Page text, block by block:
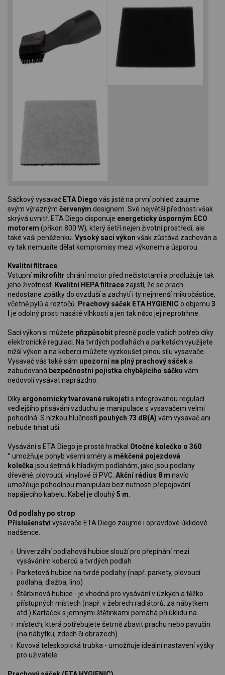
Sáčkový vysavač ETA Diego vás jistě na první pohled zaujme
svým výrazným červeným designem. Své největší přednosti však
skrývá uvnitř. ETA Diego disponuje energeticky úsporným ECO
motorem (příkon 800 W), který šetří nejen životní prostředí, ale
také vaši peněženku. Vysoký sací výkon však zůstává zachován a
vy tak nemusíte dělat kompromisy mezi výkonem a úsporou.
Kvalitní filtrace
Vstupnímikrofiltr chrání motor před nečistotami a prodlužuje tak
jeho životnost. Kvalitní HEPA filtrace zajistí, že se prach
nedostane zpátky do ovzduší a zachytí i ty nejmenší mikročástice,
včetně pylů a roztočů. Prachový sáček ETA HYGIENIC o objemu 3
je odolný prosti nasáté vlhkosti a jen tak něco jej neprotrhne.
Sací výkon si můžete přizpůsobitpřesně podle vašich potřeb díky
elektronické regulaci. Na tvrdých podlahách a parketách využijete
nižší výkon a na koberci můžete vyzkoušet plnou sílu vysavače.
Vysavač vás také sám upozorní na plný prachový sáčeka
zabudovaná bezpečnostní pojistka chybějícího sáčku vám
nedovolí vysávat naprázdno.
Díky ergonomicky tvarované rukojeti s integrovanou regulací
vedlejšího přisávání vzduchu je manipulace s vysavačem velmi
pohodlná. S nízkou hlučnostípouhých 73 dB(A) vám vysavač ani
nebude trhat uši.
Vysávání s ETA Diego je prostě hračka! Otočné kolečko o 360
° umožňuje pohyb všemi směry a měkčená pojezdová
kolečka jsou šetrná k hladkým podlahám, jako jsou podlahy
dřevěné, plovoucí, vinylové či PVC. Akční rádius 8 m navíc
umožňuje pohodlnou manipulaci bez nutnosti přepojování
napájecího kabelu. Kabel je dlouhý5 m.
Od podlahy po strop
Příslušenstvívysavače ETA Diego zaujme i opravdové úklidové
nadšence.
Univerzální podlahová hubice slouží pro přepínání mezi
vysáváním koberců a tvrdých podlah
Parketová hubice na tvrdé podlahy (např. parkety, plovoucí
podlaha, dlažba, lino)
Štěrbinová hubice - je vhodná pro vysávání v úzkých a těžko
přístupných místech (např. v žebrech radiátorů, za nábytkem
atd.) Kartáček s jemnými štětinkami pomáhá při úklidu na
místech, která potřebujete šetrně zbavit prachu nebo pavučin
(na nábytku, zdech či obrazech)
Kovová teleskopická trubka - umožňuje ideální nastavení výšky
pro uživatele